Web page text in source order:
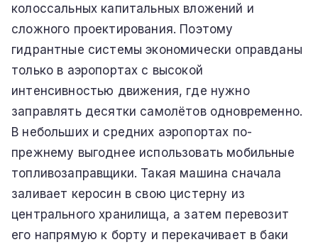
колоссальных капитальных вложений и
сложного проектирования. Поэтому
гидрантные системы экономически оправданы
только в аэропортах с высокой
интенсивностью движения, где нужно
заправлять десятки самолётов одновременно.
В небольших и средних аэропортах по-
прежнему выгоднее использовать мобильные
топливозаправщики. Такая машина сначала
заливает керосин в свою цистерну из
центрального хранилища, а затем перевозит
его напрямую к борту и перекачивает в баки